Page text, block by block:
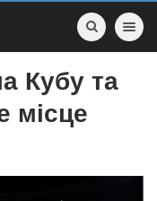
Toggle
Кубу та
місце